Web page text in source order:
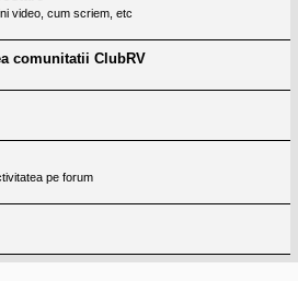
video, cum scriem, etc
comunitatii ClubRV
pe forum